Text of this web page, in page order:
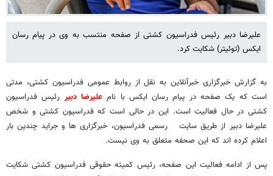
علیرضا دبیر رئیس فدراسیون کشتی از صفحه منتسب به وی در پیام رسان
ایکس (توئیتر) شکایت کرد.
به گزارش خبرگزاری خبرآنلاین به نقل از روابط عمومی فدراسیون کشتی، مدتی
است که یک صفحه در پیام رسان ایکس با نامعلیرضا دبیر رئیس فدراسیون
کشتی در حال فعالیت است. این در حالی است که فدراسیون کشتی و شخص
علیرضا دبیر از طریق سایت رسمی فدراسیون، خبرگزاری ها و جراید چندین بار
اعلام کرده اند که این صحفه متعلق به وی نیست.
پس از ادامه فعالیت این صفحه، رئیس کمیته حقوقی فدراسیون کشتی شکایت